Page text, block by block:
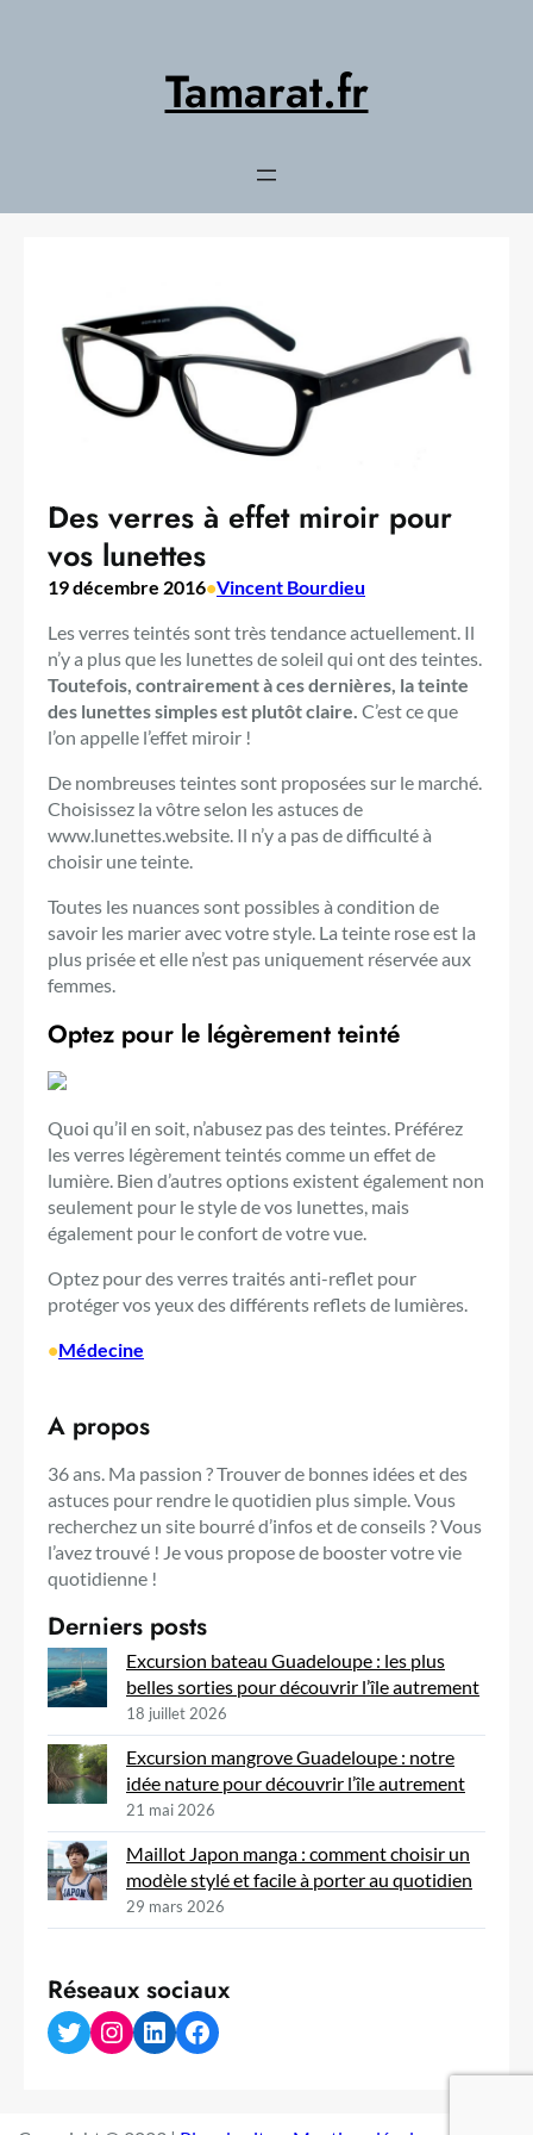
Tamarat.fr
Des verres à effet miroir pour
vos lunettes
19 décembre 2016•Vincent Bourdieu
Les verres teintés sont très tendance actuellement. Il
n’y a plus que les lunettes de soleil qui ont des teintes.
Toutefois, contrairement à ces dernières, la teinte
des lunettes simples est plutôt claire. C’est ce que
l’on appelle l’effet miroir !
De nombreuses teintes sont proposées sur le marché.
Choisissez la vôtre selon les astuces de
www.lunettes.website. Il n’y a pas de difficulté à
choisir une teinte.
Toutes les nuances sont possibles à condition de
savoir les marier avec votre style. La teinte rose est la
plus prisée et elle n’est pas uniquement réservée aux
femmes.
Optez pour le légèrement teinté
Quoi qu’il en soit, n’abusez pas des teintes. Préférez
les verres légèrement teintés comme un effet de
lumière. Bien d’autres options existent également non
seulement pour le style de vos lunettes, mais
également pour le confort de votre vue.
Optez pour des verres traités anti-reflet pour
protéger vos yeux des différents reflets de lumières.
•Médecine
A propos
36 ans. Ma passion ? Trouver de bonnes idées et des
astuces pour rendre le quotidien plus simple. Vous
recherchez un site bourré d’infos et de conseils ? Vous
l’avez trouvé ! Je vous propose de booster votre vie
quotidienne !
Derniers posts
Excursion bateau Guadeloupe : les plus
belles sorties pour découvrir l’île autrement
18 juillet 2026
Excursion mangrove Guadeloupe : notre
idée nature pour découvrir l’île autrement
21 mai 2026
Maillot Japon manga : comment choisir un
modèle stylé et facile à porter au quotidien
29 mars 2026
Réseaux sociaux
Twitter Instagram LinkedIn Facebook